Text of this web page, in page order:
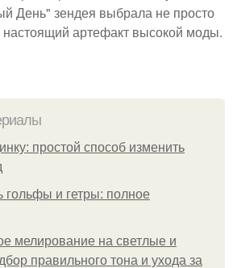
День" зендея выбрала не просто
артефакт высокой моды.
простой способ изменить
гольфы и гетры: полное
мелирование на светлые и
правильного тона и ухода за